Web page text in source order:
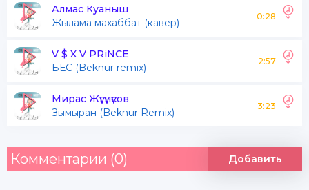
Алмас Куаныш
Жылама махаббат (кавер)
0:28
V $ X V PRiNCE
БЕС (Beknur remix)
2:57
Мирас Жүгүнүсов
Зымыран (Beknur Remix)
3:23
Комментарии (0) Добавить